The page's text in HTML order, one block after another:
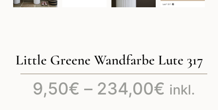
Little Greene Wandfarbe Lute 317
9,50€ – 234,00€ inkl.